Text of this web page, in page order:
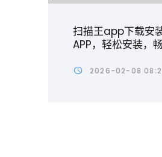
扫描王app下载安
APP，轻松安装，
2026-02-08